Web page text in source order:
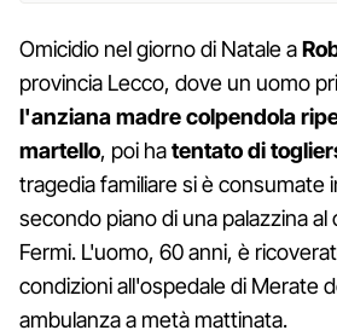
Omicidio nel giorno di Natale a
provincia Lecco, dove un uomo
l'anziana madre colpendola
martello, poi hatentato di
tragedia familiare si è consumate
secondo piano di una palazzina al
Fermi. L'uomo, 60 anni, è
condizioni all'ospedale di Merate
ambulanza a metà mattinata.